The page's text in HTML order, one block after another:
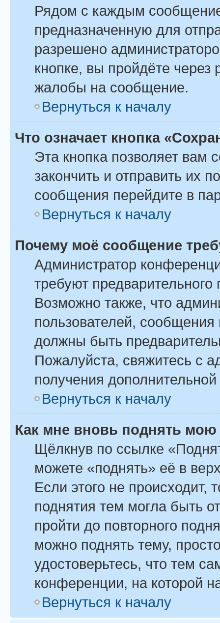
Рядом с каждым
предназначенную для
разрешено
кнопке, вы пройдёте
жалобы на сообщение.
Вернуться к началу
Что означает кнопка
Эта кнопка позволяет вам
закончить и отправить их
сообщения перейдите в
Вернуться к началу
Почему моё сообщение
Администратор
требуют
Возможно также, что
пользователей,
должны быть
Пожалуйста, свяжитесь с
получения
Вернуться к началу
Как мне вновь поднять мою
Щёлкнув по ссылке
можете «поднять» её в
Если этого не происходит,
поднятия тем могла быть
пройти до повторного
можно поднять тему,
удостоверьтесь, что тем
конференции, на которой
Вернуться к началу